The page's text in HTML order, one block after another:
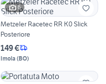
6
Metzeler Racetec RR K0 Slick
Posteriore
149 €
Imola (BO)